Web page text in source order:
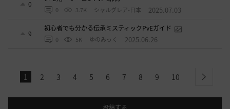
0
0 3.7K シャルグレア-日本 2025.07.03
9
初心者でも分かる伝承ミスティックPvEガイド
0 5K ゆのみっく 2025.06.26
1 2 3 4 5 6 7 8 9 10 next